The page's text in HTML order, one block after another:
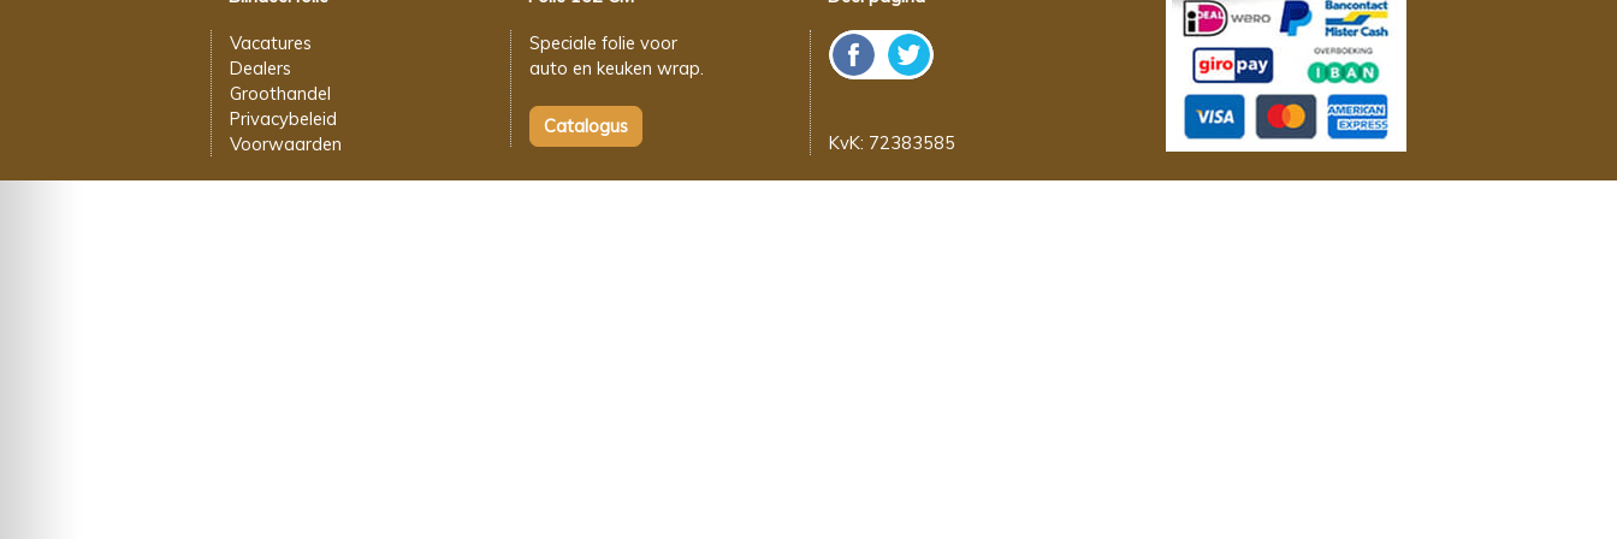
Vacatures
Dealers
Groothandel
Privacybeleid
Voorwaarden
Speciale folie voor
auto en keuken wrap.
KvK: 72383585